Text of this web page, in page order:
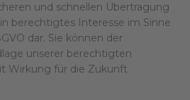
und schnellen Übertragung
berechtigtes Interesse im Sinne
dar. Sie können der
unserer berechtigten
Wirkung für die Zukunft